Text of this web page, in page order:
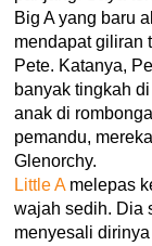
Big A yang baru
mendapat giliran
Pete. Katanya,
banyak tingkah
anak di
pemandu,
Glenorchy.
Little Amelepas
wajah sedih. Dia
menyesali